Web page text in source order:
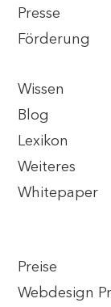
Presse
Förderung
Wissen
Blog
Lexikon
Weiteres
Whitepaper
Preise
Webdesign